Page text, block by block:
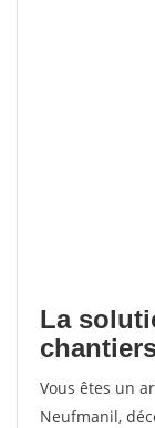
La
Vous êtes un
Neufmanil,